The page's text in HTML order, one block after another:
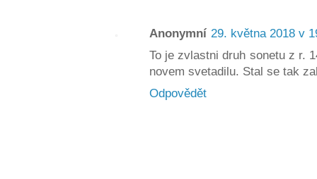
Anonymní 29. května 2018 v
To je zvlastni druh sonetu z r.
novem svetadilu. Stal se tak
Odpovědět